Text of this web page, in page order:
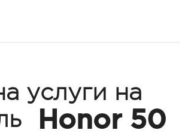
услуги на
Honor 50